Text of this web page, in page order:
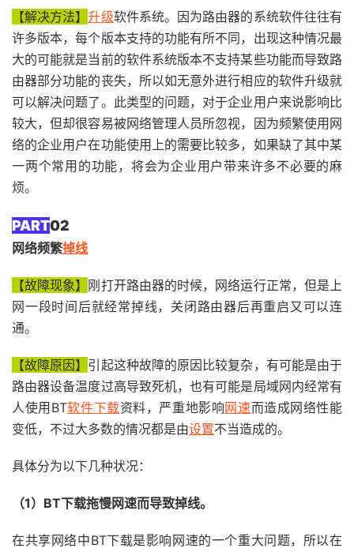
【解决方法】升级软件系统。因为路由器的系统软件往往有
许多版本，每个版本支持的功能有所不同，出现这种情况最
大的可能就是当前的软件系统版本不支持某些功能而导致路
由器部分功能的丧失，所以如无意外进行相应的软件升级就
可以解决问题了。此类型的问题，对于企业用户来说影响比
较大，但却很容易被网络管理人员所忽视，因为频繁使用网
络的企业用户在功能使用上的需要比较多，如果缺了其中某
一两个常用的功能，将会为企业用户带来许多不必要的麻
烦。
PART02
网络频繁掉线
【故障现象】 刚打开路由器的时候，网络运行正常，但是上
网一段时间后就经常掉线，关闭路由器后再重启又可以连
通。
【故障原因】 引起这种故障的原因比较复杂，有可能是由于
路由器设备温度过高导致死机，也有可能是局域网内经常有
人使用BT软件下载资料，严重地影响网速而造成网络性能
变低，不过大多数的情况都是由设置不当造成的。
具体分为以下几种状况：
（1）BT下载拖慢网速而导致掉线。
在共享网络中BT下载是影响网速的一个重大问题，所以在